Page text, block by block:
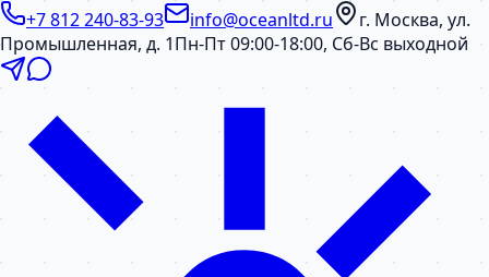
+7 812 240-83-93 info@oceanltd.ru
г. Москва, ул.
Промышленная, д. 1Пн-Пт 09:00-18:00, Сб-Вс выходной